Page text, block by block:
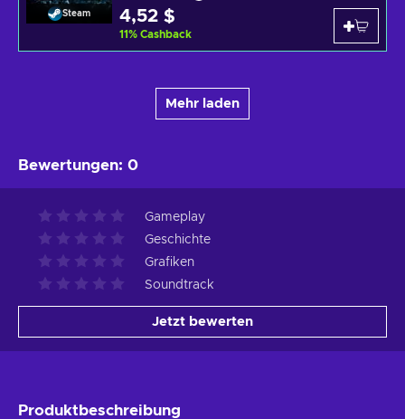
Steam 4,52 $
11% Cashback
Mehr laden
Bewertungen: 0
Gameplay
Geschichte
Grafiken
Soundtrack
Jetzt bewerten
Produktbeschreibung